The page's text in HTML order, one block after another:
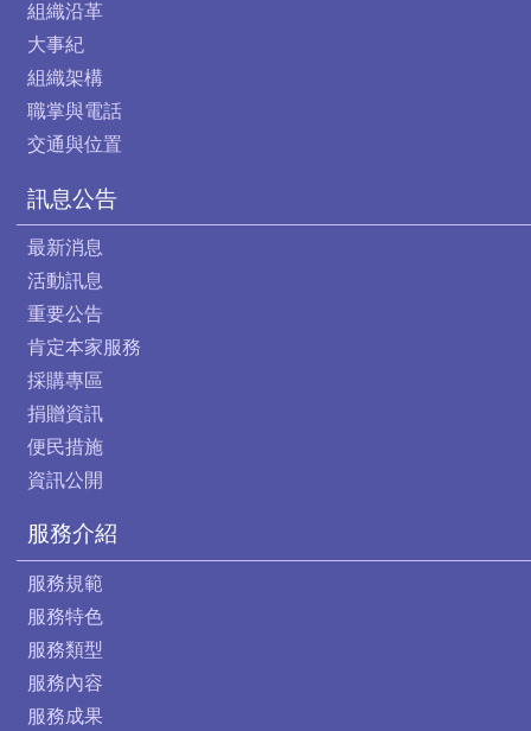
組織沿革
大事紀
組織架構
職掌與電話
交通與位置
訊息公告
最新消息
活動訊息
重要公告
肯定本家服務
採購專區
捐贈資訊
便民措施
資訊公開
服務介紹
服務規範
服務特色
服務類型
服務內容
服務成果